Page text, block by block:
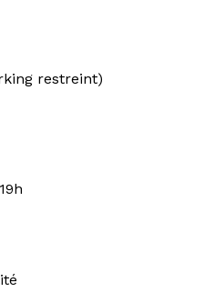
restreint)